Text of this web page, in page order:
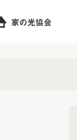
家の光協会